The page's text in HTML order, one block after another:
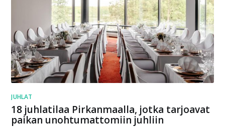
JUHLAT
18 juhlatilaa Pirkanmaalla, jotka tarjoavat
paikan unohtumattomiin juhliin